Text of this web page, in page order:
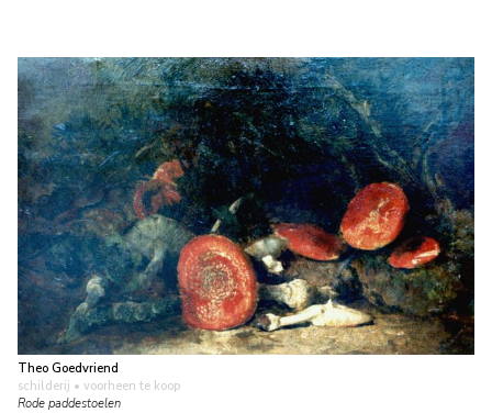
Theo Goedvriend
schilderij • voorheen te koop
Rode paddestoelen